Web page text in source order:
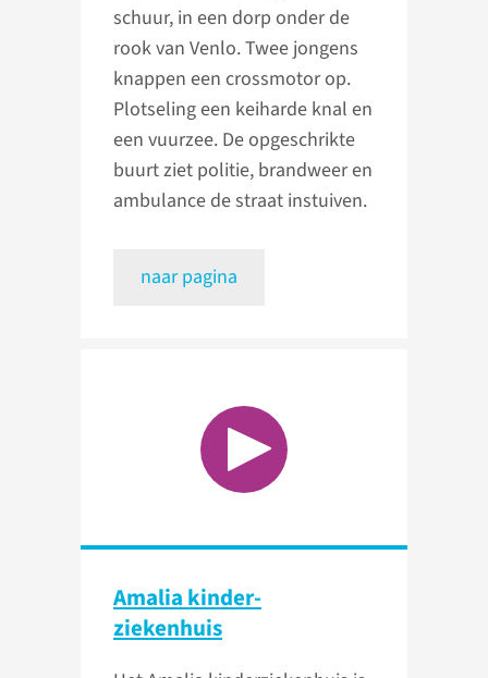
schuur, in een dorp onder de
rook van Venlo. Twee jongens
knappen een crossmotor op.
Plotseling een keiharde knal en
een vuurzee. De opgeschrikte
buurt ziet politie, brandweer en
ambulance de straat instuiven.
naar pagina
Amalia kinder­
ziekenhuis